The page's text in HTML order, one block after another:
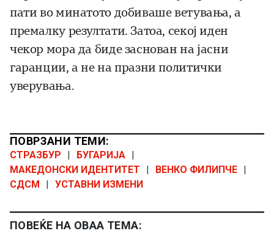
пати во минатото добиваше ветувања, а
премалку резултати. Затоа, секој иден
чекор мора да биде заснован на јасни
гаранции, а не на празни политички
уверувања.
ПОВРЗАНИ ТЕМИ:
СТРАЗБУР | БУГАРИЈА |
МАКЕДОНСКИ ИДЕНТИТЕТ
| ВЕНКО ФИЛИПЧЕ |
СДСМ
| УСТАВНИ ИЗМЕНИ
ПОВЕЌЕ НА ОВАА ТЕМА: